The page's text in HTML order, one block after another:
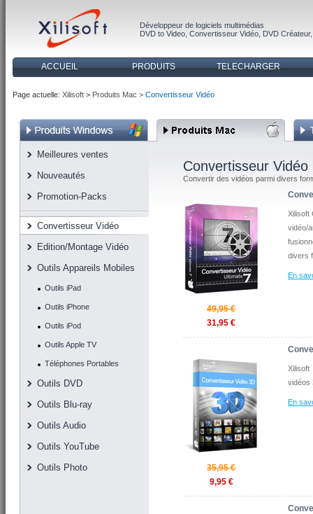
Développeur de logiciels multimédias
DVD to Video Convertisseur Vidéo DVD Créateur
ACCUEIL PRODUITS TELECHARGER
Page actuelle: Xilisoft > Produits Mac > Convertisseur Vidéo
Convertisseur Vidéo
Convertir des vidéos parmi divers
49,95 €
31,95 €
Xilisoft
vidéo/
divers
En
35,95 €
9,95 €
vidéos
En
Meilleures ventes
Nouveautés
Promotion-Packs
Convertisseur Vidéo
Edition/Montage Vidéo
Outils Appareils Mobiles
Outils iPad
Outils iPhone
Outils iPod
Outils Apple TV
Téléphones Portables
Outils DVD
Outils Blu-ray
Outils Audio
Outils YouTube
Outils Photo